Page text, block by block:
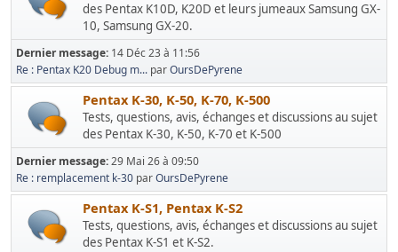
des Pentax K10D, K20D et leurs jumeaux Samsung GX-
10, Samsung GX-20.
Dernier message: 14 Déc 23 à 11:56
Re : Pentax K20 Debug m... parOursDePyrene
Pentax K-30, K-50, K-70, K-500
Tests, questions, avis, échanges et discussions au sujet
des Pentax K-30, K-50, K-70 et K-500
Dernier message:29 Mai 26 à 09:50
Re : remplacement k-30 parOursDePyrene
Pentax K-S1, Pentax K-S2
Tests, questions, avis, échanges et discussions au sujet
des Pentax K-S1 et K-S2.